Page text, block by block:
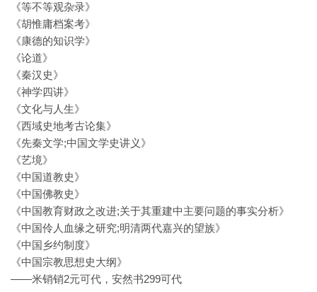
《等不等观杂录》
《胡惟庸档案考》
《康德的知识学》
《论道》
《秦汉史》
《神学四讲》
《文化与人生》
《西域史地考古论集》
《先秦文学;中国文学史讲义》
《艺境》
《中国道教史》
《中国佛教史》
《中国教育财政之改进;关于其重建中主要问题的事实分析》
《中国伶人血缘之研究;明清两代嘉兴的望族》
《中国乡约制度》
《中国宗教思想史大纲》
——米销销2元可代，安然书299可代